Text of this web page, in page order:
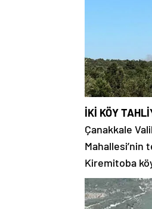
İKİ KÖY
Çanakkale
Kiremitoba